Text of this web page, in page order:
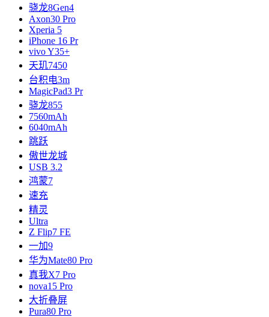
骁龙8Gen4
Axon30 Pro
Xperia 5
iPhone 16 Pr
vivo Y35+
天玑7450
台积电3m
MagicPad3 Pr
骁龙855
7560mAh
6040mAh
跳跃
傲世龙城
USB 3.2
鸿蒙7
速充
精灵
Ultra
Z Flip7 FE
一加9
华为Mate80 Pro
真我X7 Pro
nova15 Pro
大折叠屏
Pura80 Pro